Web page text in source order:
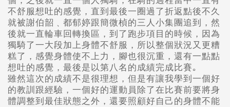
不舒服想吐的感覺，直到最後一圈過了折返點後不久
就被謝伯韶﹑都郁婷跟簡微楨的三人小集團追到，然
後就一直輪車回轉換區，到了跑步項目的時候，因為
獨騎了一大段加上身體不舒服，所以整個狀況又更糟
糕了，感覺身體使不上力，腳也很沉重，還有一點點
想吐的感覺，最後是以第八名的成績完成比賽｡
雖然這次的成績不是很理想，但是有讓我學到一個好
的教訓跟經驗，一個好的運動員除了在比賽前要將身
體調整到最佳狀態之外，還要照顧好自己的身體不能